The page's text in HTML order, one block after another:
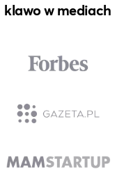
klawo w mediach